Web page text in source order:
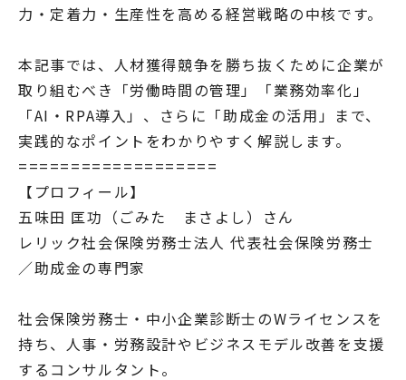
力・定着力・生産性を高める経営戦略の中核です。
本記事では、人材獲得競争を勝ち抜くために企業が
取り組むべき「労働時間の管理」「業務効率化」
「AI・RPA導入」、さらに「助成金の活用」まで、
実践的なポイントをわかりやすく解説します。
===================
【プロフィール】
五味田 匡功（ごみた まさよし）さん
レリック社会保険労務士法人 代表社会保険労務士
／助成金の専門家
社会保険労務士・中小企業診断士のWライセンスを
持ち、人事・労務設計やビジネスモデル改善を支援
するコンサルタント。